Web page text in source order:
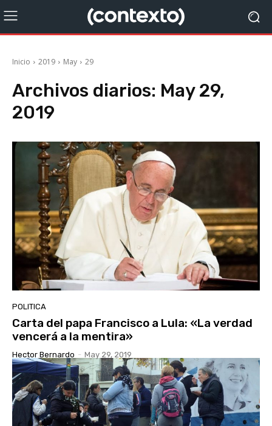
Inicio 2019 May 29
Archivos diarios: May 29,
2019
POLITICA
Carta del papa Francisco a Lula: «La verdad
vencerá a la mentira»
Hector Bernardo - May 29, 2019